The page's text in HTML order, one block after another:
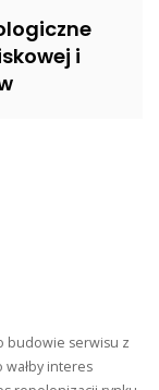
i
budowie serwisu z
interes